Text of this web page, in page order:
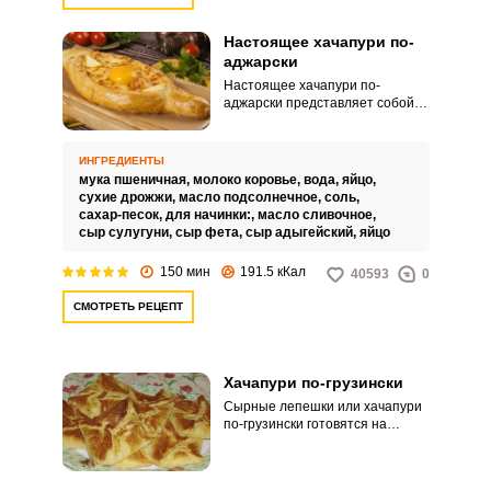
Настоящее хачапури по-
аджарски
Настоящее хачапури по-
аджарски представляет собой
большим количеством сыра.
Незадолго до готовности теста в
него разбивается яйцо, которое
запекается так, что белок
запекается, а желток остается
ИНГРЕДИЕНТЫ
мука пшеничная, молоко коровье, вода, яйцо,
сухие дрожжи, масло подсолнечное, соль,
сахар-песок, для начинки:, масло сливочное,
сыр сулугуни, сыр фета, сыр адыгейский, яйцо
150 мин 191.5 кКал 40593 0
СМОТРЕТЬ РЕЦЕПТ
Хачапури по-грузински
Сырные лепешки или хачапури
по-грузински готовятся на